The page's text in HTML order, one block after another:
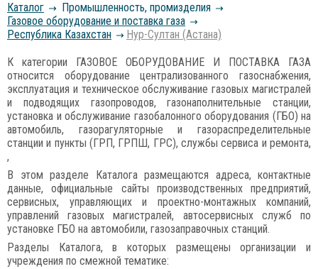
Каталог
Промышленность, промизделия
Газовое оборудование и поставка газа
Республика Казахстан
Нур-Султан (Астана)
К категории ГАЗОВОЕ ОБОРУДОВАНИЕ И ПОСТАВКА ГАЗА
относится оборудование централизованного газоснабжения,
эксплуатация и техническое обслуживание газовых магистралей
и подводящих газопроводов, газонаполнительные станции,
установка и обслуживание газобалонного оборудования (ГБО) на
автомобиль, газорагуляторные и газораспределительные
станции и пункты (ГРП, ГРПШ, ГРС), службы сервиса и ремонта,
,
В этом разделе Каталога размещаются адреса, контактные
данные, официальные сайты производственных предприятий,
сервисных, управляющих и проектно-монтажных компаний,
управлений газовых магистралей, автосервисных служб по
установке ГБО на автомобили, газозаправочных станций.
Разделы Каталога, в которых размещены организации и
учреждения по смежной тематике: